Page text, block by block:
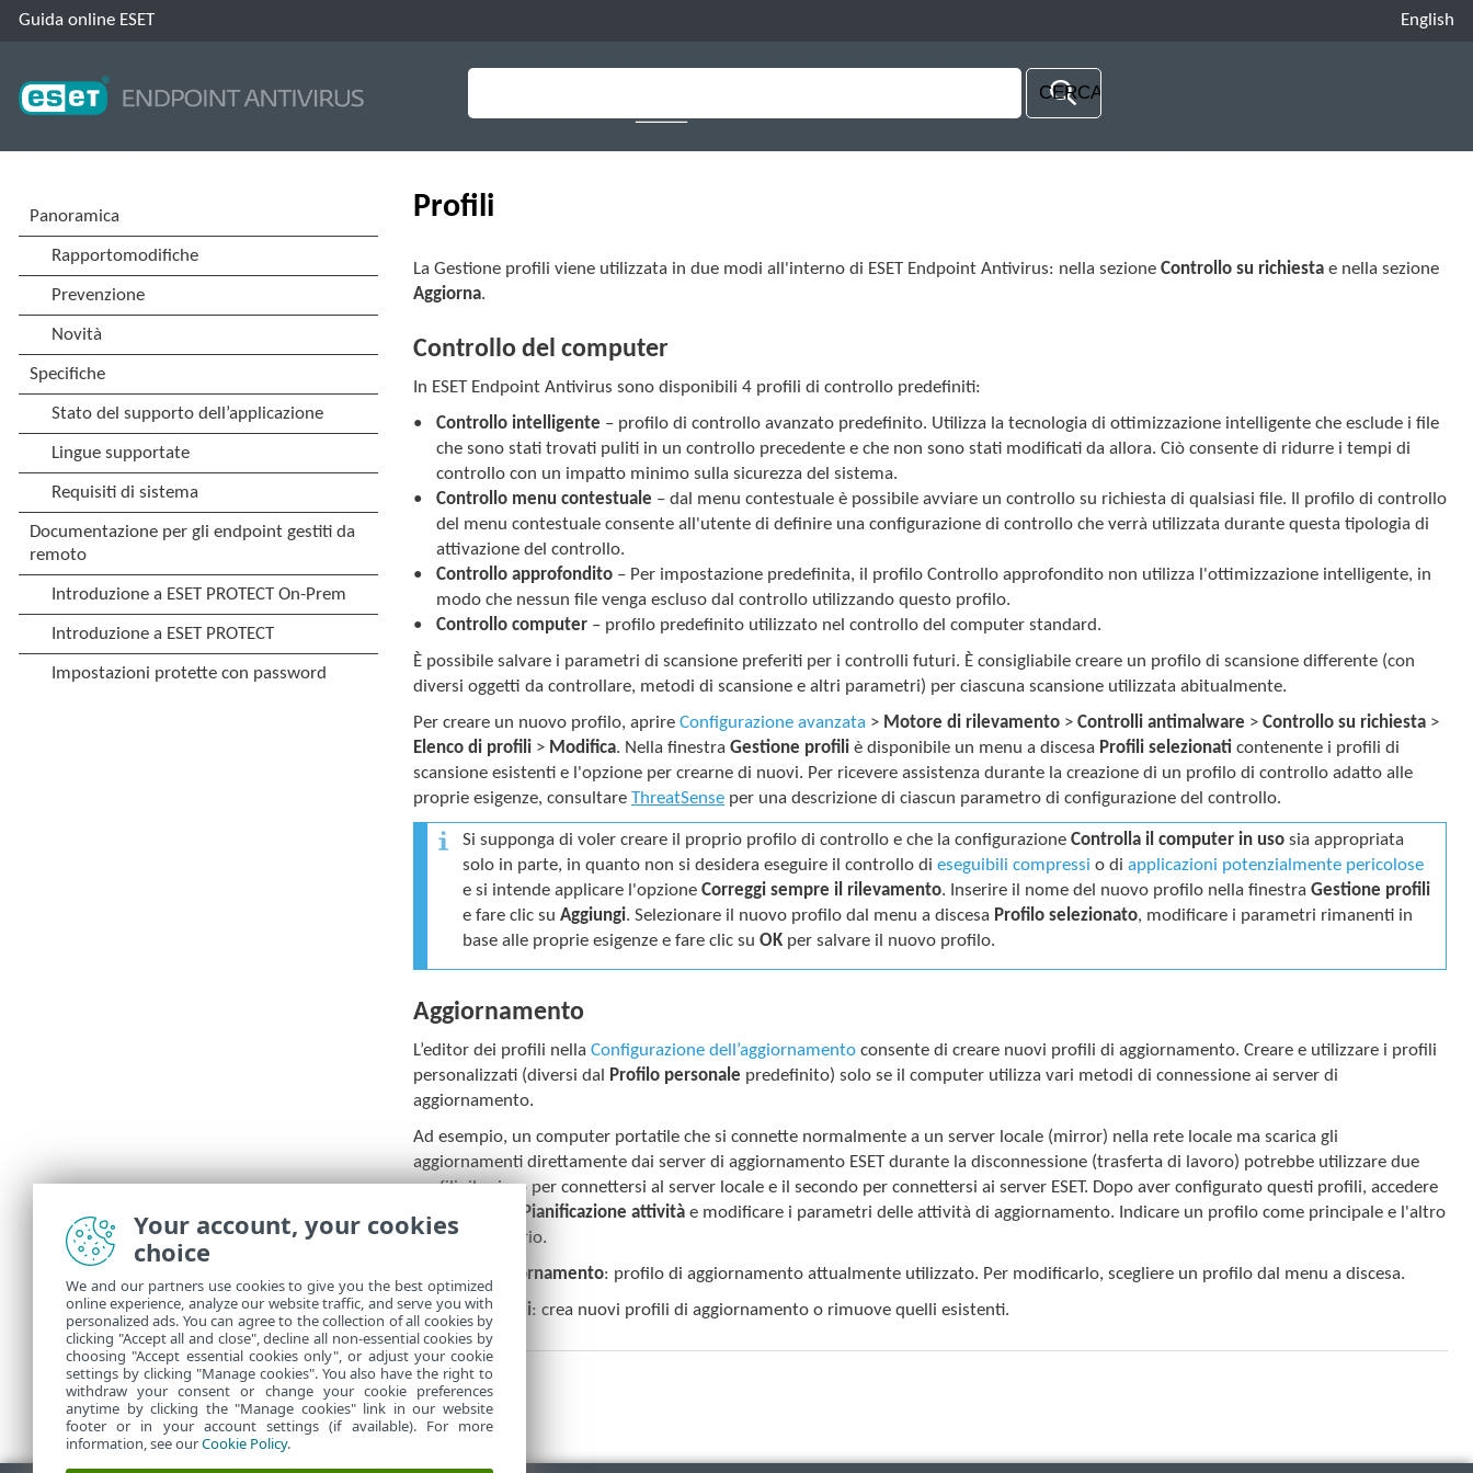
Guida online ESET English
Profili
La Gestione profili viene utilizzata in due modi all'interno di ESET Endpoint Antivirus: nella sezioneControllo su richiesta e nella sezione
Aggiorna.
Controllo del computer
In ESET Endpoint Antivirus sono disponibili 4 profili di controllo predefiniti:
Controllo intelligente – profilo di controllo avanzato predefinito. Utilizza la tecnologia di ottimizzazione intelligente che esclude i file
che sono stati trovati puliti in un controllo precedente e che non sono stati modificati da allora. Ciò consente di ridurre i tempi di
controllo con un impatto minimo sulla sicurezza del sistema.
Controllo menu contestuale – dal menu contestuale è possibile avviare un controllo su richiesta di qualsiasi file. Il profilo di controllo
del menu contestuale consente all'utente di definire una configurazione di controllo che verrà utilizzata durante questa tipologia di
attivazione del controllo.
Controllo approfondito– Per impostazione predefinita, il profilo Controllo approfondito non utilizza l'ottimizzazione intelligente, in
modo che nessun file venga escluso dal controllo utilizzando questo profilo.
Controllo computer– profilo predefinito utilizzato nel controllo del computer standard.
È possibile salvare i parametri di scansione preferiti per i controlli futuri. È consigliabile creare un profilo di scansione differente (con
diversi oggetti da controllare, metodi di scansione e altri parametri) per ciascuna scansione utilizzata abitualmente.
Per creare un nuovo profilo, aprireConfigurazione avanzata > Motore di rilevamento >Controlli antimalware >Controllo su richiesta >
Elenco di profili > Modifica. Nella finestraGestione profili è disponibile un menu a discesa Profili selezionati contenente i profili di
scansione esistenti e l'opzione per crearne di nuovi. Per ricevere assistenza durante la creazione di un profilo di controllo adatto alle
proprie esigenze, consultareThreatSense per una descrizione di ciascun parametro di configurazione del controllo.
Si supponga di voler creare il proprio profilo di controllo e che la configurazioneControlla il computer in uso sia appropriata
solo in parte, in quanto non si desidera eseguire il controllo dieseguibili compressi o diapplicazioni potenzialmente pericolose
e si intende applicare l'opzioneCorreggi sempre il rilevamento. Inserire il nome del nuovo profilo nella finestraGestione profili
e fare clic suAggiungi. Selezionare il nuovo profilo dal menu a discesa Profilo selezionato, modificare i parametri rimanenti in
base alle proprie esigenze e fare clic suOK per salvare il nuovo profilo.
Aggiornamento
L’editor dei profili nellaConfigurazione dell’aggiornamento consente di creare nuovi profili di aggiornamento. Creare e utilizzare i profili
personalizzati (diversi dal
Profilo personale predefinito) solo se il computer utilizza vari metodi di connessione ai server di
aggiornamento.
Ad esempio, un computer portatile che si connette normalmente a un server locale (mirror) nella rete locale ma scarica gli
aggiornamenti direttamente dai server di aggiornamento ESET durante la disconnessione (trasferta di lavoro) potrebbe utilizzare due
profili: il primo per connettersi al server locale e il secondo per connettersi ai server ESET. Dopo aver configurato questi profili, accedere
aStrumenti Pianificazione attività e modificare i parametri delle attività di aggiornamento. Indicare un profilo come principale e l'altro
come secondario.
Profilo di aggiornamento: profilo di aggiornamento attualmente utilizzato. Per modificarlo, scegliere un profilo dal menu a discesa.
Elenco di profili: crea nuovi profili di aggiornamento o rimuove quelli esistenti.
Your account, your cookies
choice
We and our partners use cookies to give you the best optimized
online experience, analyze our website traffic, and serve you with
personalized ads. You can agree to the collection of all cookies by
clicking "Accept all and close", decline all non-essential cookies by
choosing "Accept essential cookies only", or adjust your cookie
settings by clicking "Manage cookies". You also have the right to
withdraw your consent or change your cookie preferences
anytime by clicking the "Manage cookies" link in our website
footer or in your account settings (if available). For more
information, see ourCookie Policy.